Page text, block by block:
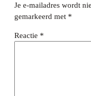
Je e-mailadres wordt
gemarkeerd met *
Reactie *